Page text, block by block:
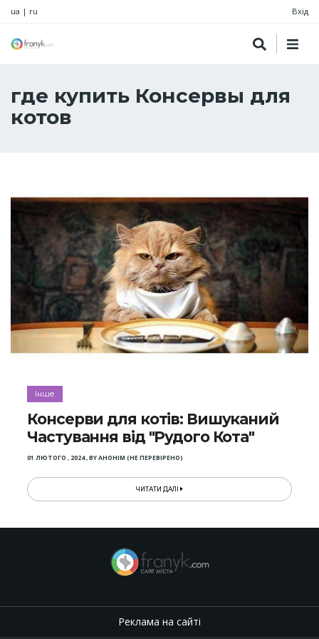
ua | ru Вхід
где купить Консервы для
котов
Інше
Консерви для котів: Вишуканий
Частування від "Рудого Кота"
01 ЛЮТОГО , 2024,BYАНОНІМ (НЕ ПЕРЕВІРЕНО)
ЧИТАТИ ДАЛІ
Реклама на сайті